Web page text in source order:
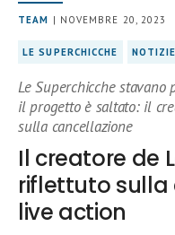
TEAM | NOVEMBRE 20, 2023
LE SUPERCHICCHE
Le Superchicche
il progetto è saltato: il
sulla cancellazione
Il creatore de
riflettuto sulla
live action